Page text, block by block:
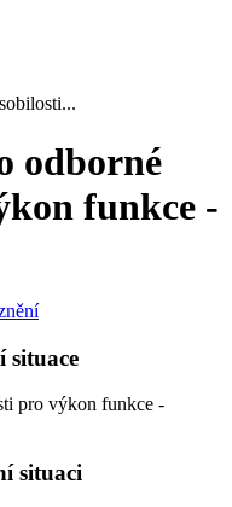
odborné
funkce -
situace
pro výkon funkce -
situaci